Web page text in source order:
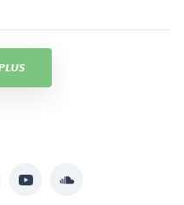
YouTubeSoundcloud